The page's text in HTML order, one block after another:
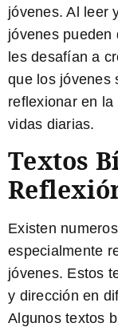
jóvenes. Al leer
jóvenes pueden
les desafían a
que los jóvenes
reflexionar en
vidas diarias.
Textos
Existen
especialmente
jóvenes. Estos
y dirección en
Algunos textos